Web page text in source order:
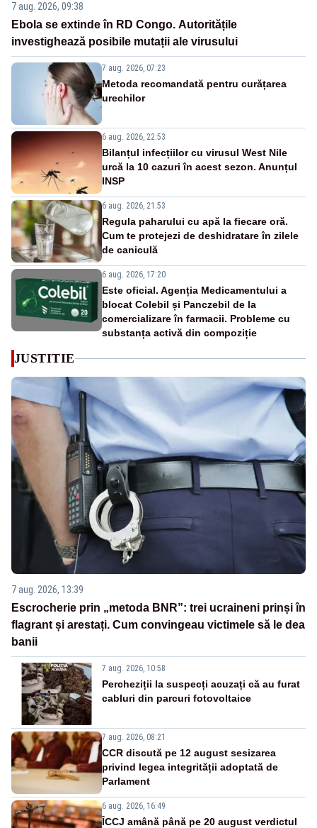
7 aug. 2026, 09:38
Ebola se extinde în RD Congo. Autoritățile
investighează posibile mutații ale virusului
7 aug. 2026, 07:23
Metoda recomandată pentru curățarea
urechilor
6 aug. 2026, 22:53
Bilanțul infecțiilor cu virusul West Nile
urcă la 10 cazuri în acest sezon. Anunțul
INSP
6 aug. 2026, 21:53
Regula paharului cu apă la fiecare oră.
Cum te protejezi de deshidratare în zilele
de caniculă
6 aug. 2026, 17:20
Este oficial. Agenția Medicamentului a
blocat Colebil și Panczebil de la
comercializare în farmacii. Probleme cu
substanța activă din compoziție
JUSTITIE
7 aug. 2026, 13:39
Escrocherie prin „metoda BNR”: trei ucraineni prinși în
flagrant și arestați. Cum convingeau victimele să le dea
banii
7 aug. 2026, 10:58
Percheziții la suspecți acuzați că au furat
cabluri din parcuri fotovoltaice
7 aug. 2026, 08:21
CCR discută pe 12 august sesizarea
privind legea integrității adoptată de
Parlament
6 aug. 2026, 16:49
ÎCCJ amână până pe 20 august verdictul